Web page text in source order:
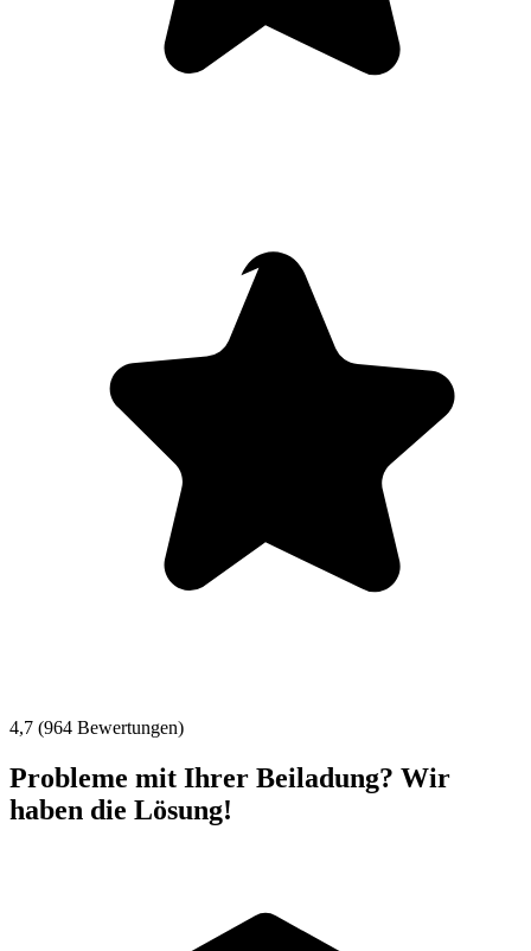
4,7 (964 Bewertungen)
Probleme mit Ihrer Beiladung? Wir
haben die Lösung!